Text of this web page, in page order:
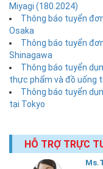
Miyagi (180.2024)
Thông báo tuyển
Osaka
Thông báo tuyển
Shinagawa
Thông báo tuyển
thực phẩm và đồ uống
Thông báo tuyển
tại Tokyo
HỖ TRỢ TRỰC